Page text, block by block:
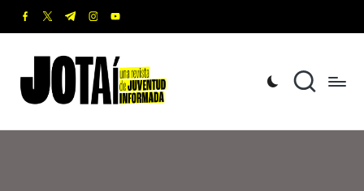
Saltar
contenido
facebook.com
twitter.com
t.me instagram.com
youtube.com
o
t
revista
de
Informada